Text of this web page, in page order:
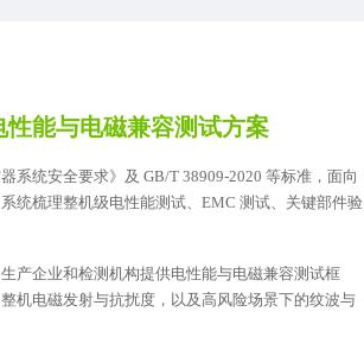
性能与电磁兼容测试方案
系统安全要求》及 GB/T 38909-2020 等标准，面向
统梳理整机级电性能测试、EMC 测试、关键部件验
产企业和检测机构提供电性能与电磁兼容测试框
机电磁发射与抗扰度，以及高风险场景下的纹波与